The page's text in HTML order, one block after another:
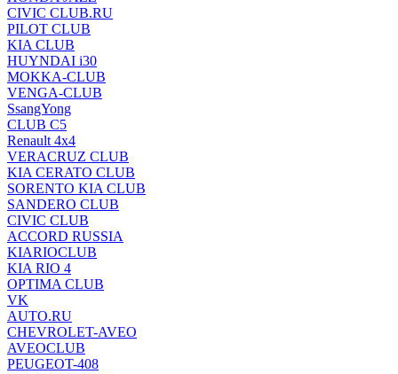
CIVIC CLUB.RU
PILOT CLUB
KIA CLUB
HUYNDAI i30
MOKKA-CLUB
VENGA-CLUB
SsangYong
CLUB C5
Renault 4x4
VERACRUZ CLUB
KIA CERATO CLUB
SORENTO KIA CLUB
SANDERO CLUB
CIVIC CLUB
ACCORD RUSSIA
KIARIOCLUB
KIA RIO 4
OPTIMA CLUB
VK
AUTO.RU
CHEVROLET-AVEO
AVEOCLUB
PEUGEOT-408